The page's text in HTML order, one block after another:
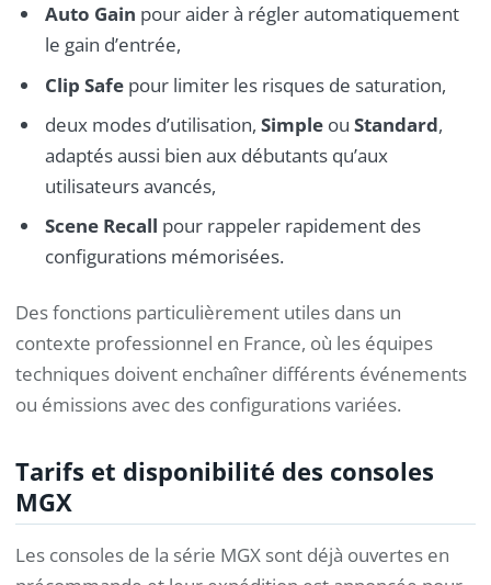
Auto Gain pour aider à régler automatiquement
le gain d’entrée,
Clip Safepour limiter les risques de saturation,
deux modes d’utilisation, Simpleou Standard,
adaptés aussi bien aux débutants qu’aux
utilisateurs avancés,
Scene Recall pour rappeler rapidement des
configurations mémorisées.
Des fonctions particulièrement utiles dans un
contexte professionnel en France, où les équipes
techniques doivent enchaîner différents événements
ou émissions avec des configurations variées.
Tarifs et disponibilité des consoles
MGX
Les consoles de la série MGX sont déjà ouvertes en